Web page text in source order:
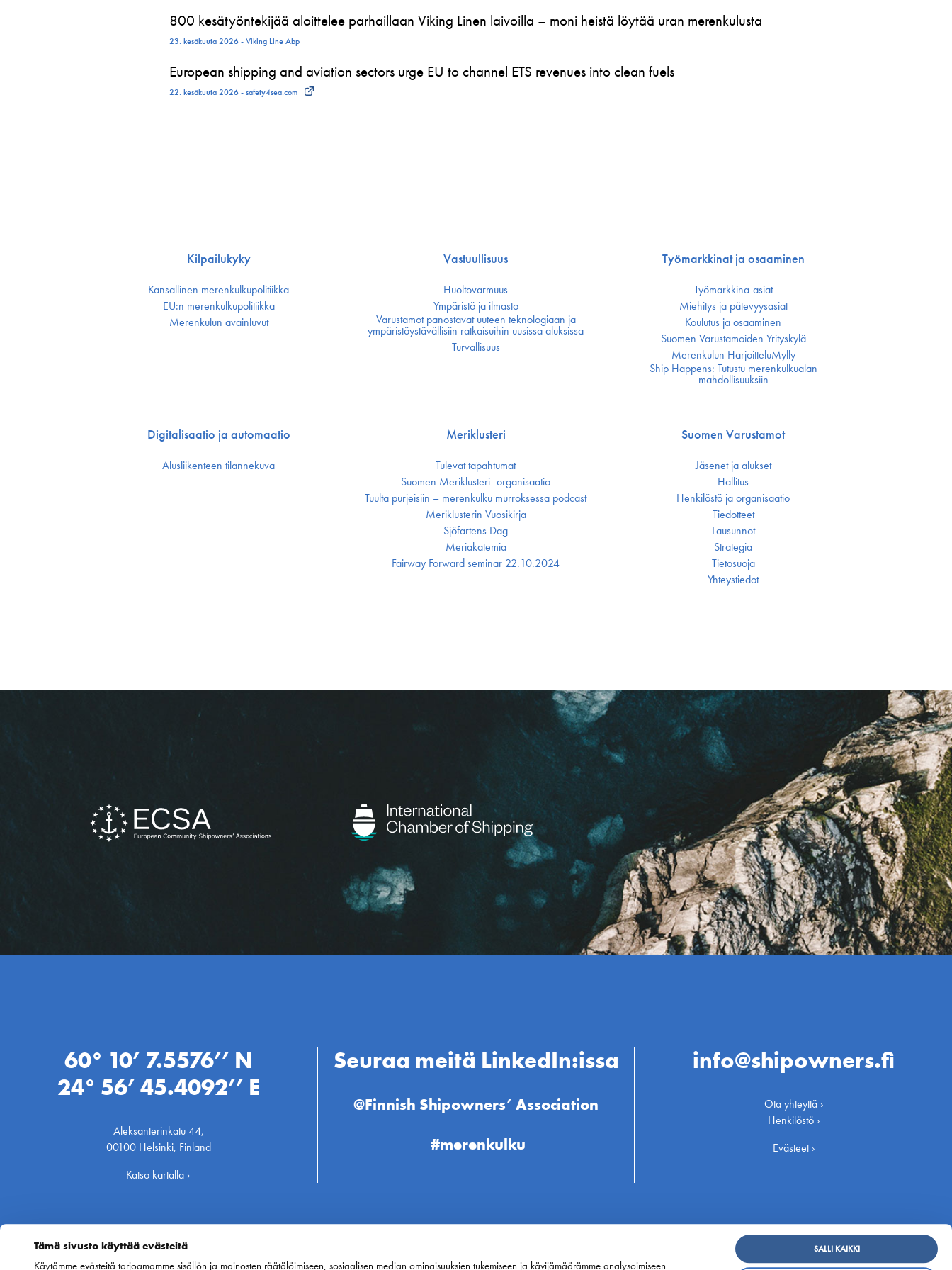
Tämä sivusto käyttää evästeitä
Käytämme evästeitä tarjoamamme sisällön ja mainosten räätälöimiseen, sosiaalisen median ominaisuuksien tukemiseen ja kävijämäärämme analysoimiseen
SALLI KAIKKI
800 kesätyöntekijää aloittelee parhaillaan Viking Linen laivoilla – moni heistä löytää uran merenkulusta
23. kesäkuuta 2026 - Viking Line Abp
European shipping and aviation sectors urge EU to channel ETS revenues into clean fuels
22. kesäkuuta 2026 - safety4sea.com
Kilpailukyky
Kansallinen merenkulku­politiikka
EU:n merenkulku­politiikka
Merenkulun avainluvut
Vastuullisuus
Huoltovarmuus
Ympäristö ja ilmasto
Varustamot panostavat uuteen teknologiaan ja
ympäristöystävällisiin ratkaisuihin uusissa aluksissa
Turvallisuus
Työmarkkinat ja osaaminen
Työmarkkina-asiat
Miehitys ja pätevyys­asiat
Koulutus ja osaaminen
Suomen Varustamoiden Yrityskylä
Merenkulun HarjoitteluMylly
Ship Happens: Tutustu merenkulkualan
mahdollisuuksiin
Digitalisaatio ja automaatio
Alusliikenteen tilannekuva
Meriklusteri
Tulevat tapahtumat
Suomen Meriklusteri -organisaatio
Tuulta purjeisiin – merenkulku murroksessa podcast
Meriklusterin Vuosikirja
Sjöfartens Dag
Meriakatemia
Fairway Forward seminar 22.10.2024
Suomen Varustamot
Jäsenet ja alukset
Hallitus
Henkilöstö ja organisaatio
Tiedotteet
Lausunnot
Strategia
Tietosuoja
Yhteystiedot
60° 10’ 7.5576’’ N
24° 56’ 45.4092’’ E
Aleksanterinkatu 44,
00100 Helsinki, Finland
Katso kartalla ›
Seuraa meitä LinkedIn:issa
@Finnish Shipowners’ Association
#merenkulku
info@shipowners.fi
Ota yhteyttä ›
Henkilöstö ›
Evästeet ›